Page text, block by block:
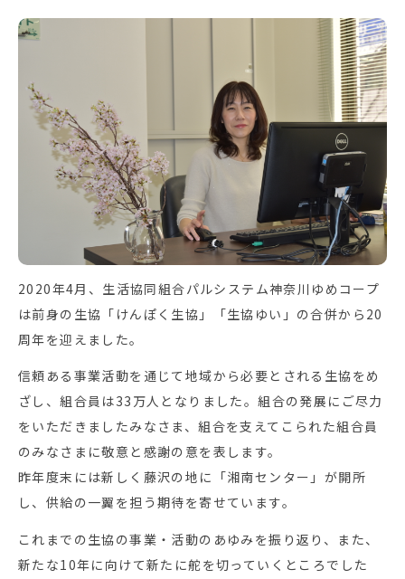
2020年4月、生活協同組合パルシステム神奈川ゆめコープ
は前身の生協「けんぽく生協」「生協ゆい」の合併から20
周年を迎えました。
信頼ある事業活動を通じて地域から必要とされる生協をめ
ざし、組合員は33万人となりました。組合の発展にご尽力
をいただきましたみなさま、組合を支えてこられた組合員
のみなさまに敬意と感謝の意を表します。
昨年度末には新しく藤沢の地に「湘南センター」が開所
し、供給の一翼を担う期待を寄せています。
これまでの生協の事業・活動のあゆみを振り返り、また、
新たな10年に向けて新たに舵を切っていくところでした